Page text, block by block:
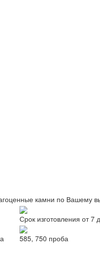
камни по Вашему
Срок изготовления от 7
585, 750 проба